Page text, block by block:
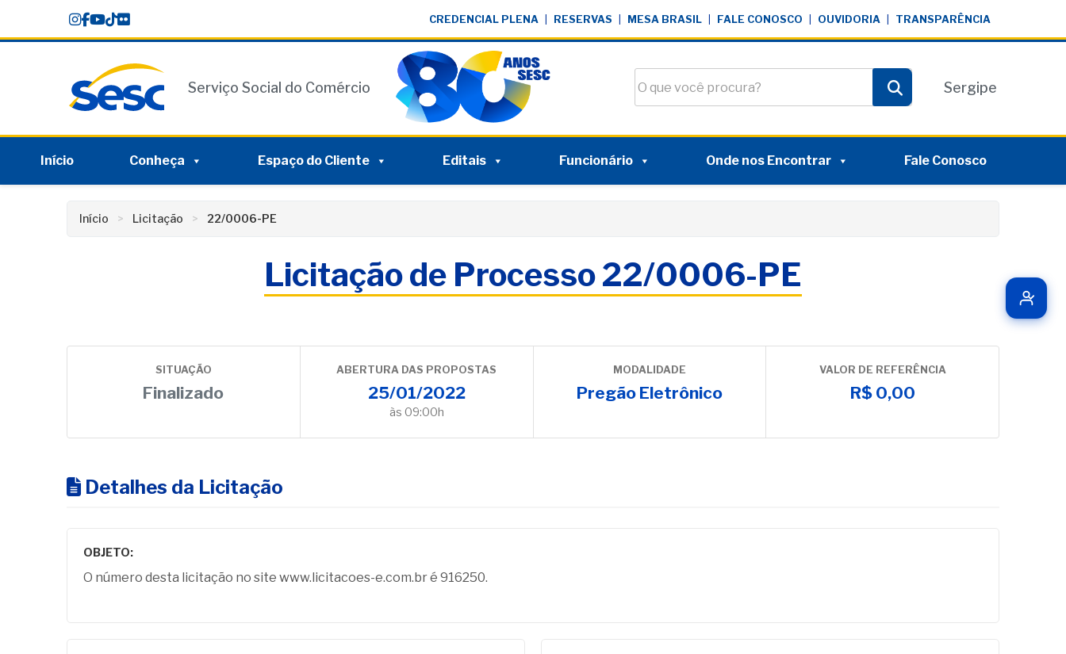
content
CREDENCIAL PLENA RESERVAS MESA BRASIL FALE CONOSCO OUVIDORIA TRANSPARÊNCIA
Serviço Social do Comércio
Pesquisar
Sergipe
Início Conheça Espaço do Cliente Editais Funcionário Onde nos Encontrar Fale Conosco
Início Licitação 22/0006-PE
Licitação de Processo 22/0006-PE
SITUAÇÃO
Finalizado
ABERTURA DAS PROPOSTAS
25/01/2022
às 09:00h
MODALIDADE
Pregão Eletrônico
VALOR DE REFERÊNCIA
R$ 0,00
Detalhes da Licitação
OBJETO:
O número desta licitação no site www.licitacoes-e.com.br é 916250.